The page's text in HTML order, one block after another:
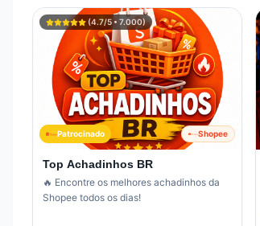
(4.7/5 • 7.000)
Patrocinado Shopee
Top Achadinhos BR
🔥 Encontre os melhores achadinhos da
Shopee todos os dias!